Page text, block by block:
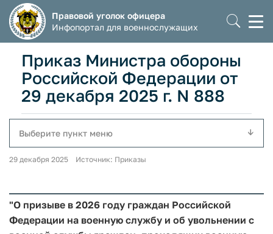
Правовой уголок офицера
Инфопортал для военнослужащих
Приказ Министра обороны
Российской Федерации от
29 декабря 2025 г. N 888
Выберите пункт меню
29 декабря 2025 Источник: Приказы
"О призыве в 2026 году граждан Российской
Федерации на военную службу и об увольнении с